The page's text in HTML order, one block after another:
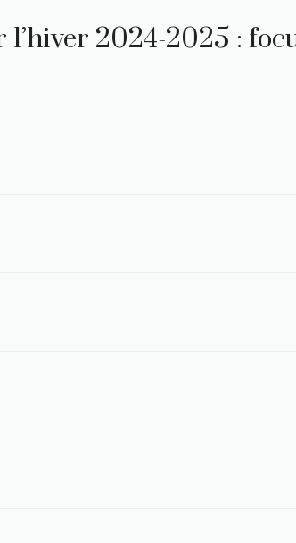
2024-2025 :